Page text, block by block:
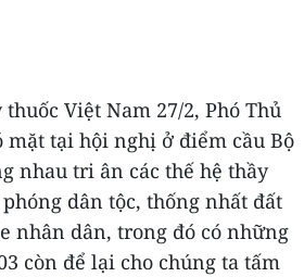
Việt Nam 27/2, Phó Thủ
tại hội nghị ở điểm cầu Bộ
nhau tri ân các thế hệ thầy
dân tộc, thống nhất đất
nhân dân, trong đó có những
còn để lại cho chúng ta tấm